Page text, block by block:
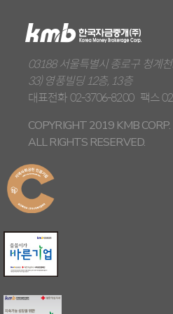
03188 서울특별시 종로구 청계
33) 영풍빌딩 12층, 13층
대표전화02-3706-8200 팩스
COPYRIGHT 2019 KMB CORP.
ALL RIGHTS RESERVED.